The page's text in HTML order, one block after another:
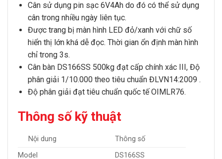
Cân sử dụng pin sạc 6V4Ah do đó có thể sử dụng
cân trong nhiều ngày liên tục.
Được trang bị màn hình LED đỏ/xanh với chữ số
hiển thị lớn khá dễ đọc. Thời gian ổn định màn hình
chỉ trong 3s.
Cân bàn DS166SS 500kg đạt cấp chính xác III, Độ
phân giải 1/10.000 theo tiêu chuẩn ĐLVN14:2009 .
Độ phân giải đạt tiêu chuẩn quốc tế OIMLR76.
Thông số kỹ thuật
Nội dung
Thông số
Model
DS166SS